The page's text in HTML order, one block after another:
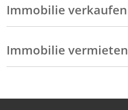
Immobilie verkaufen
Immobilie vermieten